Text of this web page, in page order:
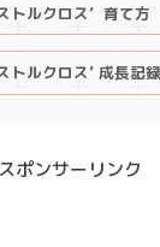
トルクロス’ 育て方
トルクロス’ 成長記録
スポンサーリンク